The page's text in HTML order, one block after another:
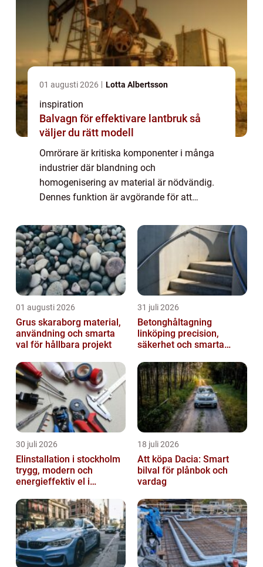
01 augusti 2026 Lotta Albertsson
inspiration
Balvagn för effektivare lantbruk så
väljer du rätt modell
Omrörare är kritiska komponenter i många
industrier där blandning och
homogenisering av material är nödvändig.
Dennes funktion är avgörande för att
01 augusti 2026
Grus skaraborg material,
användning och smarta
val för hållbara projekt
31 juli 2026
Betonghåltagning
linköping precision,
säkerhet och smarta
30 juli 2026
Elinstallation i stockholm
trygg, modern och
energieffektiv el i
18 juli 2026
Att köpa Dacia: Smart
bilval för plånbok och
vardag